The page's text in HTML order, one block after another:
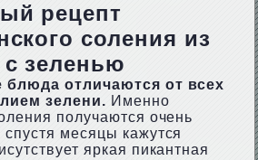
рецепт
соления из
зеленью
блюда отличаются от всех
зелени. Именно
получаются очень
месяцы кажутся
яркая пикантная